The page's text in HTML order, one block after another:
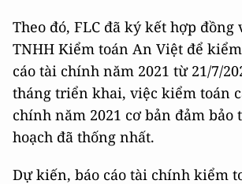
Theo đó, FLC đã ký kết hợp đồng
TNHH Kiểm toán An Việt để
cáo tài chính năm 2021 từ 21/7/
tháng triển khai, việc kiểm toán
chính năm 2021 cơ bản đảm bảo
hoạch đã thống nhất.
Dự kiến, báo cáo tài chính kiểm